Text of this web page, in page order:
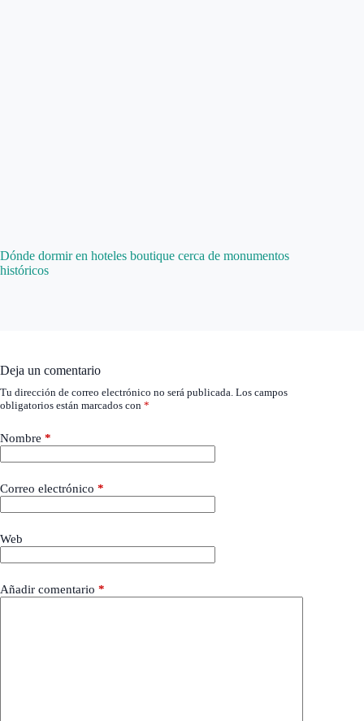
Dónde dormir en hoteles boutique cerca de monumentos
históricos
Deja un comentario
Tu dirección de correo electrónico no será publicada. Los campos
obligatorios están marcados con *
Nombre *
Correo electrónico *
Web
Añadir comentario *